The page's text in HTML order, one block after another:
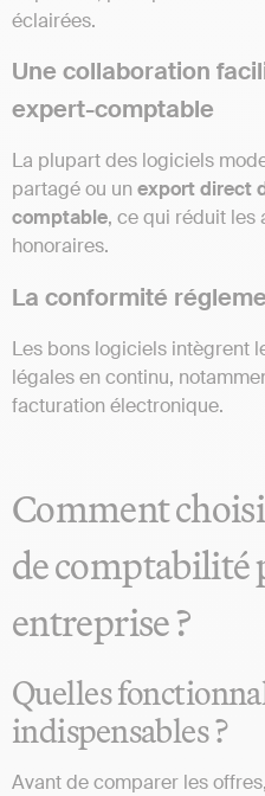
éclairées.
Une collaboration
expert-comptable
La plupart des logiciels
partagé ou un export direct
comptable, ce qui réduit les
honoraires.
La conformité
Les bons logiciels intègrent
légales en continu,
facturation électronique.
Comment
de comptabilité
entreprise ?
Quelles
indispensables ?
Avant de comparer les